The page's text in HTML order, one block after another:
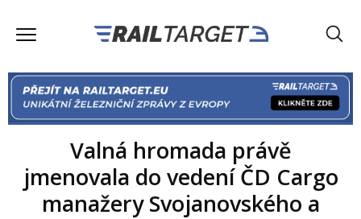
Valná hromada právě
jmenovala do vedení ČD Cargo
manažery Svojanovského a